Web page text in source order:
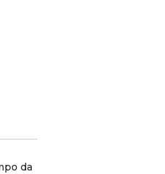
humana e formativa.
da